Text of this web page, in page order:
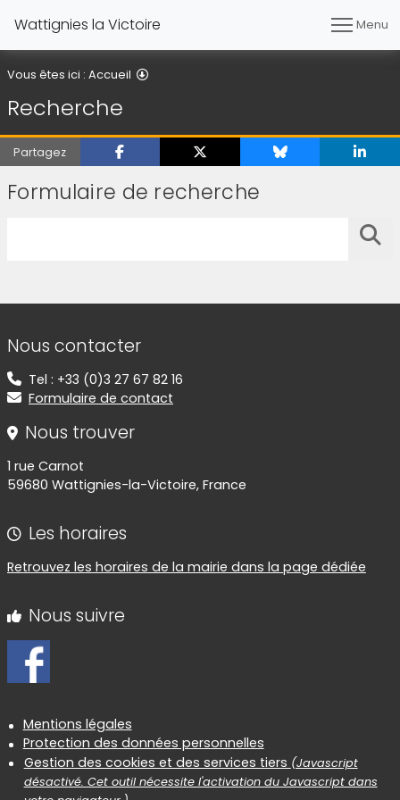
Wattignies la Victoire Menu
Vous êtes ici : Accueil
Recherche
Partagez
Formulaire de recherche
Informations de contact
Nous contacter
Tel : +33 (0)3 27 67 82 16
Formulaire de contact
Nous trouver
1 rue Carnot
59680 Wattignies-la-Victoire, France
Les horaires
Retrouvez les horaires de la mairie dans la page dédiée
Nous suivre
Informations réglementaires
Mentions légales
Protection des données personnelles
Gestion des cookies et des services tiers (Javascript
désactivé. Cet outil nécessite l'activation du Javascript dans